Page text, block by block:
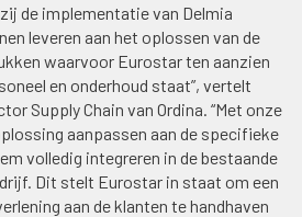
de implementatie van Delmia
leveren aan het oplossen van de
waarvoor Eurostar ten aanzien
en onderhoud staat”, vertelt
Supply Chain van Ordina. “Met onze
aanpassen aan de specifieke
volledig integreren in de bestaande
Dit stelt Eurostar in staat om een
aan de klanten te handhaven